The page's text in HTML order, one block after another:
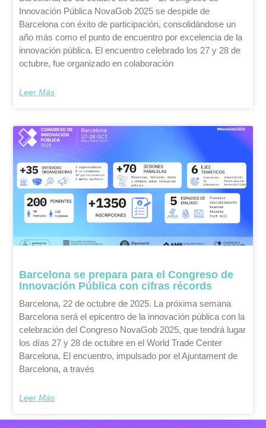
Innovación Pública NovaGob 2025 se despide de
Barcelona con éxito de participación, consolidándose un
año más como el punto de encuentro por excelencia de la
innovación pública. El encuentro celebrado los 27 y 28 de
octubre, fue organizado en colaboración
Leer Más
Barcelona se prepara para el Congreso de
Innovación Pública con cifras récords
Barcelona, 22 de octubre de 2025. La próxima semana
Barcelona será el epicentro de la innovación pública con la
celebración del Congreso NovaGob 2025, que tendrá lugar
los días 27 y 28 de octubre en el World Trade Center
Barcelona. El encuentro, impulsado por el Ajuntament de
Barcelona, a través
Leer Más